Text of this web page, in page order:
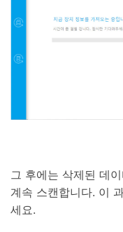
그 후에는 삭제된 데
계속 스캔합니다. 이
세요.